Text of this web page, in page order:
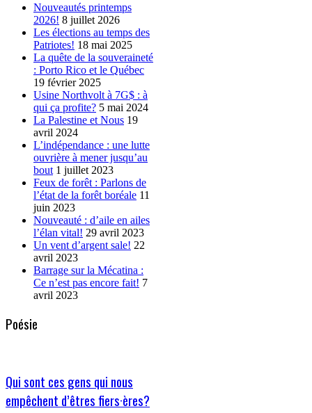
Nouveautés printemps
2026! 8 juillet 2026
Les élections au temps des
Patriotes! 18 mai 2025
La quête de la souveraineté
: Porto Rico et le Québec
19 février 2025
Usine Northvolt à 7G$ : à
qui ça profite? 5 mai 2024
La Palestine et Nous 19
avril 2024
L’indépendance : une lutte
ouvrière à mener jusqu’au
bout 1 juillet 2023
Feux de forêt : Parlons de
l’état de la forêt boréale 11
juin 2023
Nouveauté : d’aile en ailes
l’élan vital! 29 avril 2023
Un vent d’argent sale! 22
avril 2023
Barrage sur la Mécatina :
Ce n’est pas encore fait! 7
avril 2023
Poésie
Qui sont ces gens qui nous
empêchent d’êtres fiers·ères?